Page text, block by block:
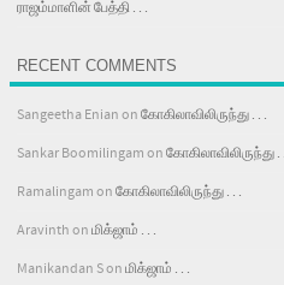
ராஜம்மாளின் பேத்தி . . .
RECENT COMMENTS
Sangeetha Enian on கோகிலாவிலிருந்து . . .
Sankar Boomilingam on கோகிலாவிலிருந்து .
Ramalingam on கோகிலாவிலிருந்து . . .
Aravinth on மிக்ஜாம் . . .
Manikandan Son மிக்ஜாம் . . .